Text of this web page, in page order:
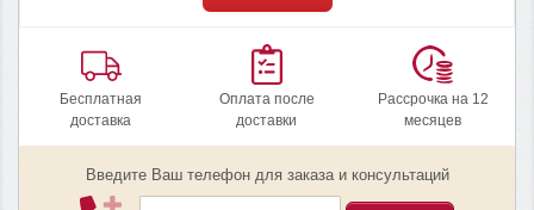
Бесплатная
доставка
Оплата после
доставки
Рассрочка на 12
месяцев
Введите Ваш телефон для заказа и консультаций